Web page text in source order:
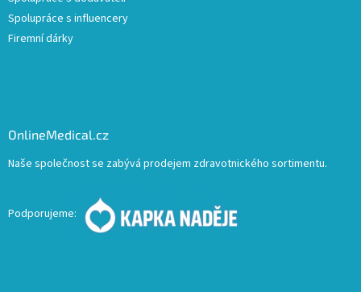
Spolupráce s influencery
Firemní dárky
OnlineMedical.cz
Naše společnost se zabývá prodejem zdravotnického sortimentu.
Podporujeme: